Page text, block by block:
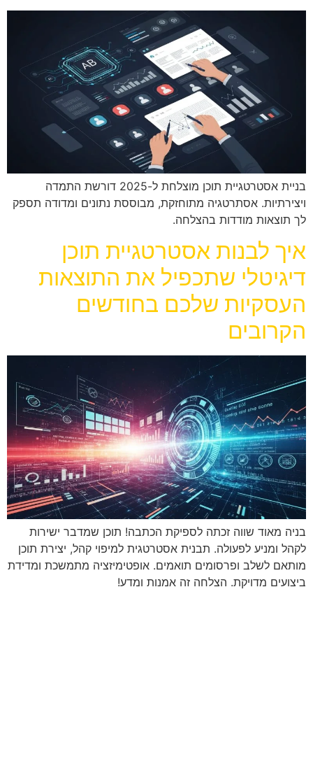
בניית אסטרטגיית תוכן מוצלחת ל-2025 דורשת התמדה
ויצירתיות. אסתרטגיה מתוחזקת, מבוססת נתונים ומדודה תספק
לך תוצאות מודדות בהצלחה.
איך לבנות אסטרטגיית תוכן
דיגיטלי שתכפיל את התוצאות
העסקיות שלכם בחודשים
הקרובים
בניה מאוד שווה זכתה לספיקת הכתבה! תוכן שמדבר ישירות
לקהל ומניע לפעולה. תבנית אסטרטגית למיפוי קהל, יצירת תוכן
מותאם לשלב ופרסומים תואמים. אופטימיזציה מתמשכת ומדידת
ביצועים מדויקת. הצלחה זה אמנות ומדע!